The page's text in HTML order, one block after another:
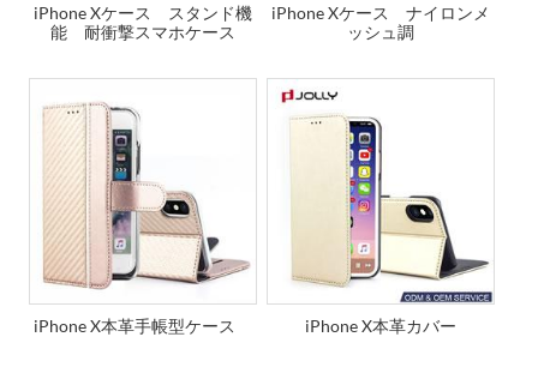
iPhone Xケース スタンド機
能 耐衝撃スマホケース
iPhone Xケース ナイロンメ
ッシュ調
iPhone X本革手帳型ケース iPhone X本革カバー